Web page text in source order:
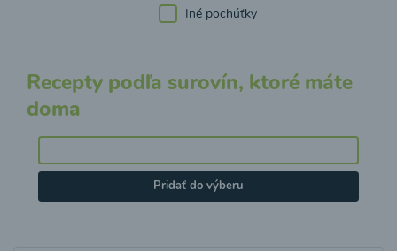
Iné pochúťky
Recepty podľa surovín, ktoré máte
doma
Pridať do výberu